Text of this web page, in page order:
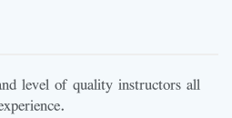
level of quality instructors all